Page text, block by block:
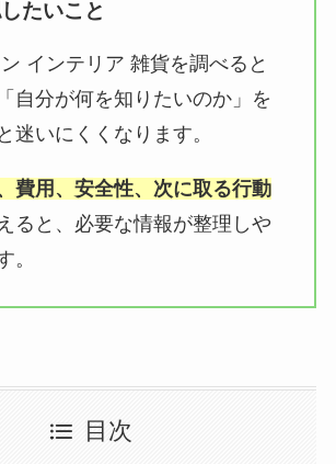
たいこと
インテリア 雑貨を調べると
自分が何を知りたいのか」を
迷いにくくなります。
費用、安全性、次に取る行動
ると、必要な情報が整理しや
。
目次